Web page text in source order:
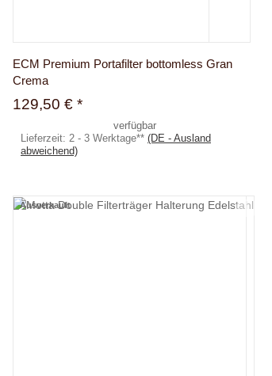
ECM Premium Portafilter bottomless Gran
Crema
129,50 € *
verfügbar
Lieferzeit: 2 - 3 Werktage** (DE - Ausland
abweichend)
Ausverkauft